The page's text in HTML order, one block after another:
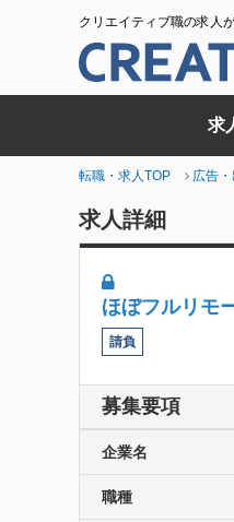
クリエイティブ職の求人
求
転職・求人TOP 広告
求人詳細
ほぼフルリモ
請負
募集要項
企業名
職種